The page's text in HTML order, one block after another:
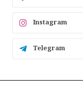
Instagram
Telegram